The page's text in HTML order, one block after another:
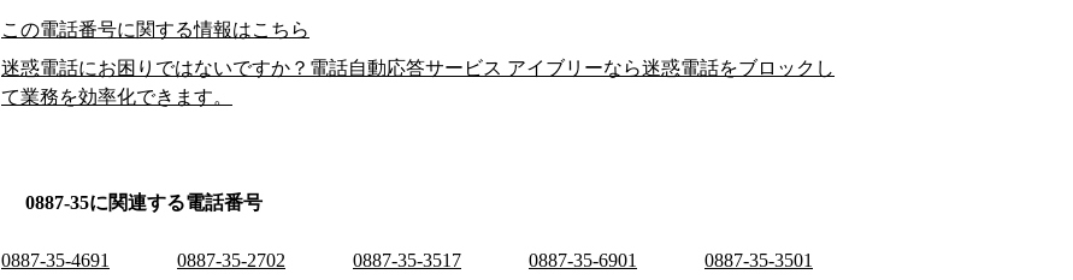
この電話番号に関する情報はこちら
迷惑電話にお困りではないですか？電話自動応答サービス アイブリーなら迷惑電話をブロックし
て業務を効率化できます。
0887-35に関連する電話番号
0887-35-4691 0887-35-2702 0887-35-3517 0887-35-6901
0887-35-3501